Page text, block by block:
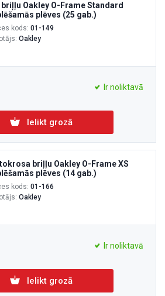
briļļu Oakley O-Frame Standard
plēves (25 gab.)
kods: 01-149
Oakley
Ir noliktavā
Ielikt grozā
briļļu Oakley O-Frame XS
plēves (14 gab.)
kods: 01-166
Oakley
Ir noliktavā
Ielikt grozā